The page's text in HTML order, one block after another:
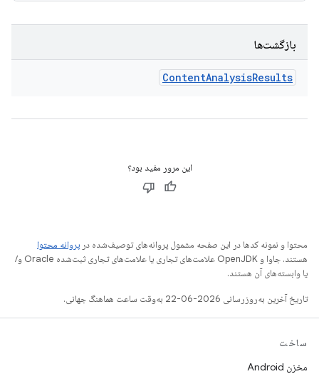
بازگشت‌ها
ContentAnalysisResults
این مرور مفید بود؟
محتوا و نمونه کدها در این صفحه مشمول پروانه‌های توصیف‌شده در پروانه محتوا
هستند. جاوا و OpenJDK علامت‌های تجاری یا علامت‌های تجاری ثبت‌شده Oracle و/
یا وابسته‌های آن هستند.
تاریخ آخرین به‌روزرسانی 2026-06-22 به‌وقت ساعت هماهنگ جهانی.
ساخت
مخزن Android